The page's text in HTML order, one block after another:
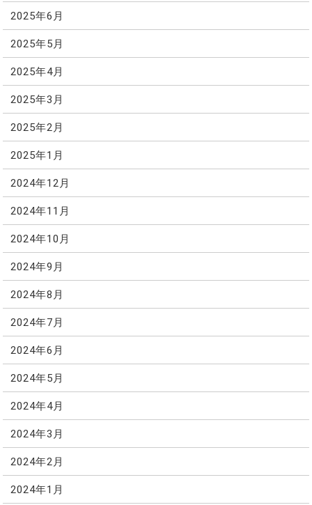
2025年6月
2025年5月
2025年4月
2025年3月
2025年2月
2025年1月
2024年12月
2024年11月
2024年10月
2024年9月
2024年8月
2024年7月
2024年6月
2024年5月
2024年4月
2024年3月
2024年2月
2024年1月